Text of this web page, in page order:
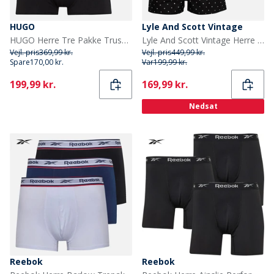
HUGO
HUGO Herre Tre Pakke Trusser Sort
Vejl. pris369,99 kr.
Spare170,00 kr.
Current
199,99 kr.
Lyle And Scott Vintage
Lyle And Scott Vintage Herre Melrose Tre Pak Boxers Aop/Granite Gray/Sort
Vejl. pris449,99 kr.
Var199,99 kr.
Current
169,99 kr.
Nedsat
Reebok
Reebok